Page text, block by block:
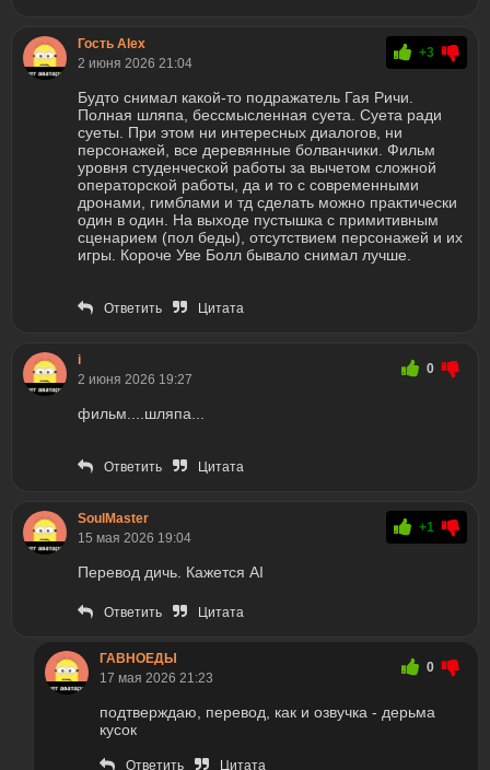
Гость Alex
2 июня 2026 21:04
+3
Будто снимал какой-то подражатель Гая Ричи.
Полная шляпа, бессмысленная суета. Суета ради
суеты. При этом ни интересных диалогов, ни
персонажей, все деревянные болванчики. Фильм
уровня студенческой работы за вычетом сложной
операторской работы, да и то с современными
дронами, гимблами и тд сделать можно практически
один в один. На выходе пустышка с примитивным
сценарием (пол беды), отсутствием персонажей и их
игры. Короче Уве Болл бывало снимал лучше.
Ответить Цитата
i
2 июня 2026 19:27
0
фильм....шляпа...
Ответить Цитата
SoulMaster
15 мая 2026 19:04
+1
Перевод дичь. Кажется AI
Ответить Цитата
ГАВНОЕДЫ
17 мая 2026 21:23
0
подтверждаю, перевод, как и озвучка - дерьма
кусок
Ответить Цитата